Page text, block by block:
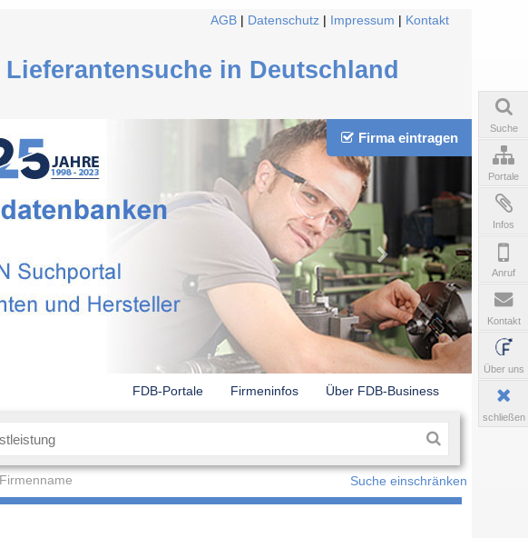
AGB Datenschutz Impressum Kontakt
Lieferantensuche in Deutschland
Firma eintragen
FDB-Portale Firmeninfos Über FDB-Business
Firmenname Suche einschränken
Suche
Portale
Infos
Anruf
Kontakt
Über uns
schließen